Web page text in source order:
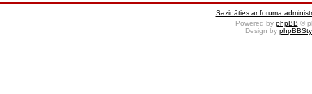
Sazināties ar foruma
Powered by phpBB ©
Design by